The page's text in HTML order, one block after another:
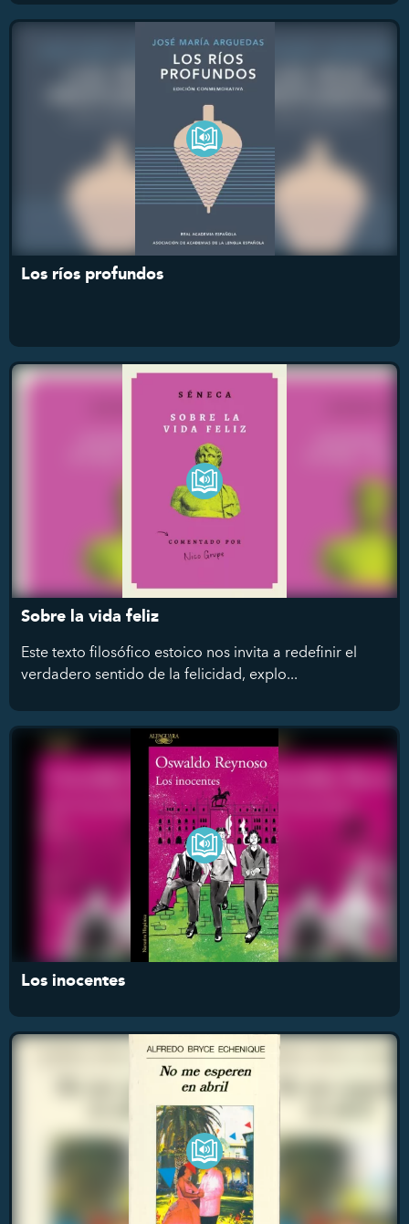
Los ríos profundos
Sobre la vida feliz
Este texto filosófico estoico nos invita a redefinir el
verdadero sentido de la felicidad, explo...
Los inocentes